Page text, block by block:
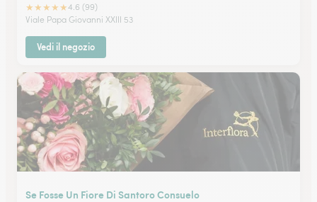
★★★★★4.6 (99)
Viale Papa Giovanni XXIII 53
Vedi il negozio
Se Fosse Un Fiore Di Santoro Consuelo